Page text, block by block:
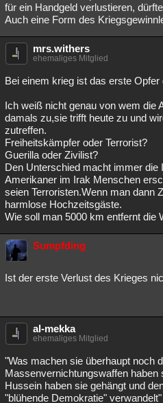
für ein Handgeld verlustieren,
Auch eine Form des
mrs.withers
ehemaliges Mitglied
Bei einem krieg ist das erste Opfer
Ich weiß nicht genau von wem die
damals zu,sie trifft heute zu und
zutreffen.
Freiheitskämpfer oder Terrorist?
Guerilla oder Zivilist?
Den Unterschied macht immer die
Amerikaner im Irak Menschen
seien Terroristen.Wenn man dann
harmlose Hochzeitsgäste.
Wie soll man 5000 km entfernt die
Sumpfding
Ist der erste Verlust des Krieges
al-mekka
ehemaliges Mitglied
"Was machen sie überhaupt noch
Massenvernichtungswaffen haben
Hussein haben sie gehängt und
"blühende Demokratie" verwandelt"